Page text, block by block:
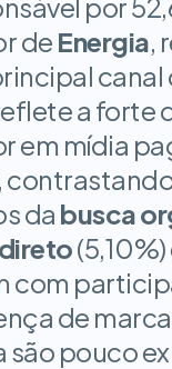
por
deEnergia,
canal
a forte
em mídia
dabusca
(5,10%)
com
de
são pouco